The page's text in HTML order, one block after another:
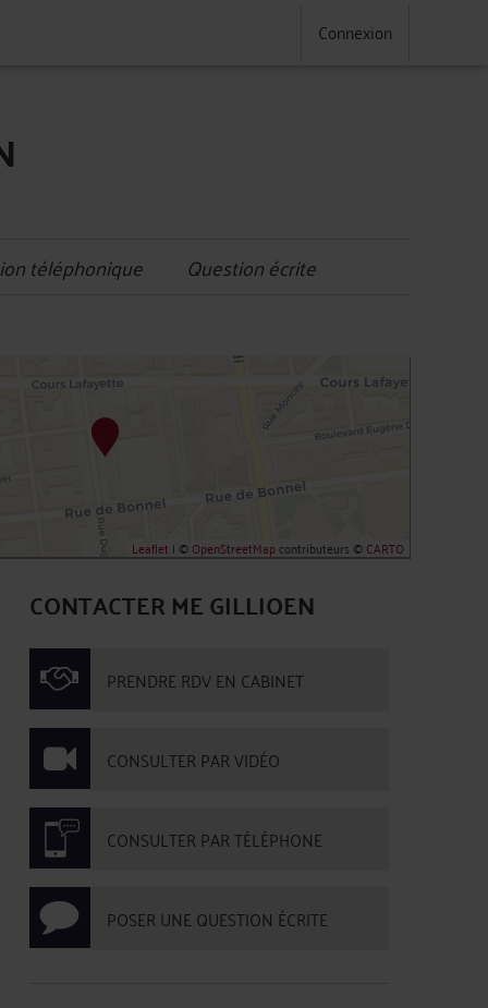
Connexion
téléphonique Question écrite
Leaflet | ©OpenStreetMapcontributeurs ©CARTO
CONTACTER ME GILLIOEN
PRENDRE RDV EN CABINET
CONSULTER PAR VIDÉO
CONSULTER PAR TÉLÉPHONE
POSER UNE QUESTION ÉCRITE